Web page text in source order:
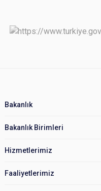
Bakanlık
Bakanlık Birimleri
Hizmetlerimiz
Faaliyetlerimiz